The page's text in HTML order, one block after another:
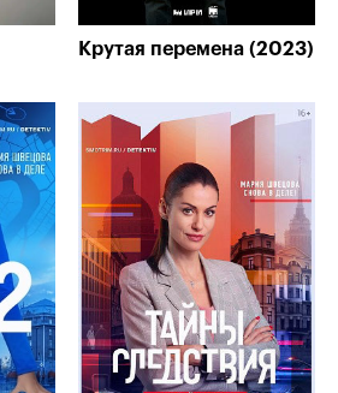
Крутая перемена (2023)